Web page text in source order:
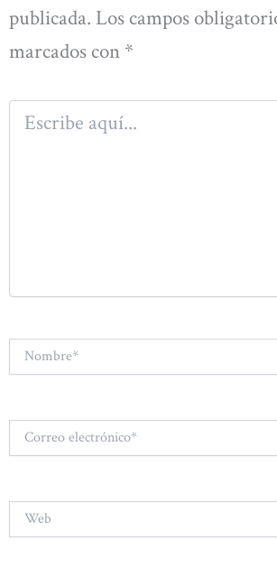
publicada. Los campos
marcados con *
Escribe
aquí...
Nombre*
Correo
electrónico*